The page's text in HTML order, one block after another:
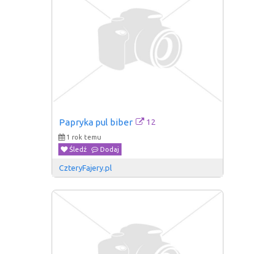
Papryka pul biber 12
1 rok temu
Śledź
Dodaj
CzteryFajery.pl